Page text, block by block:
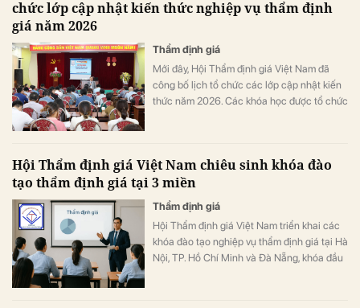
chức lớp cập nhật kiến thức nghiệp vụ thẩm định
giá năm 2026
Thẩm định giá
Mới đây, Hội Thẩm định giá Việt Nam đã
công bố lịch tổ chức các lớp cập nhật kiến
thức năm 2026. Các khóa học được tổ chức
Hội Thẩm định giá Việt Nam chiêu sinh khóa đào
tạo thẩm định giá tại 3 miền
Thẩm định giá
Hội Thẩm định giá Việt Nam triển khai các
khóa đào tạo nghiệp vụ thẩm định giá tại Hà
Nội, TP. Hồ Chí Minh và Đà Nẵng, khóa đầu